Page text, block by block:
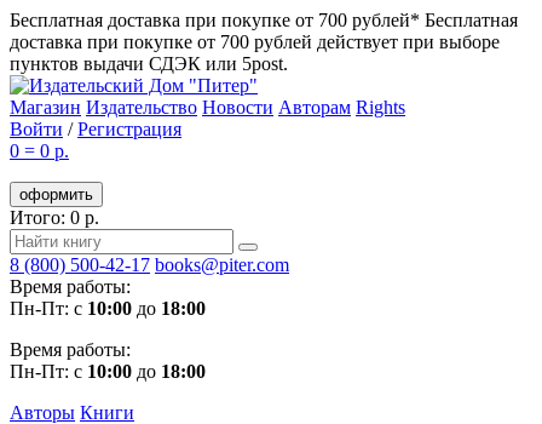
Бесплатная доставка при покупке от 700 рублей* Бесплатная
доставка при покупке от 700 рублей действует при выборе
пунктов выдачи СДЭК или 5post.
Магазин Издательство Новости Авторам Rights
Войти /Регистрация
0 = 0 р.
оформить
Итого: 0 р.
8 (800) 500-42-17 books@piter.com
Время работы:
Пн-Пт: с 10:00 до 18:00
Время работы:
Пн-Пт: с 10:00 до 18:00
Авторы Книги